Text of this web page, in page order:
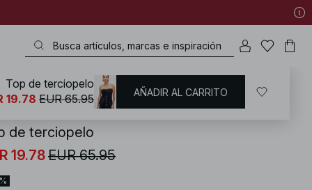
/ Tops / Corset top
de terciopelo
19.78EUR 65.95
Top de terciopelo
19.78 EUR 65.95 AÑADIR AL CARRITO